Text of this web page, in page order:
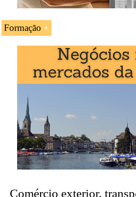
mercado norueguês
Formação
Comércio exterior,
» é estudada nos
ministrados pela EENI Global
Doutoramento em Comércio
Comércio exterior,